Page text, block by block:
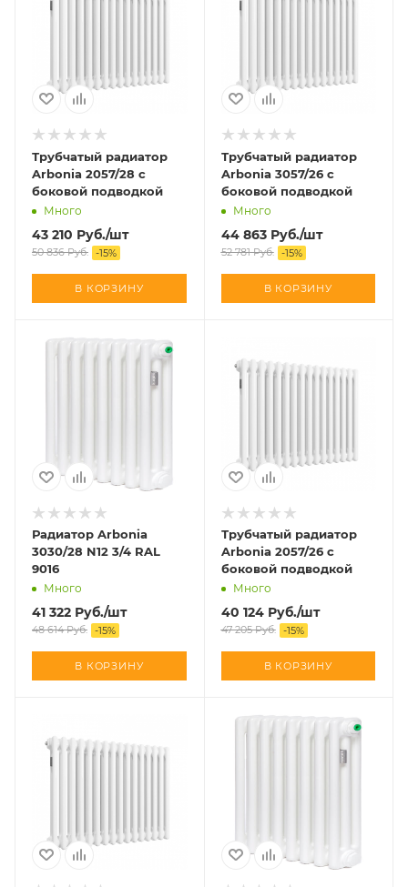
Трубчатый радиатор
Arbonia 2057/28 с
боковой подводкой
Много
43 210 Руб./шт
50 836Руб. -15%
В КОРЗИНУ
Трубчатый радиатор
Arbonia 3057/26 с
боковой подводкой
Много
44 863Руб./шт
52 781Руб. -15%
В КОРЗИНУ
Радиатор Arbonia
3030/28 N12 3/4 RAL
9016
Много
41 322 Руб./шт
48 614Руб. -15%
В КОРЗИНУ
Трубчатый радиатор
Arbonia 2057/26 с
боковой подводкой
Много
40 124Руб./шт
47 205Руб. -15%
В КОРЗИНУ